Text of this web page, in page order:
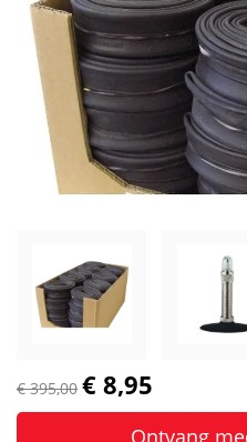
€ 395,00 € 8,95
Ontvang